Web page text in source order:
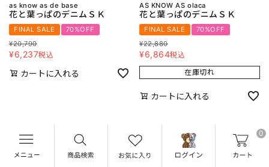
0
as know as de base
花と葉っぱのデニムＳＫ
FINAL SALE
70%OFF
¥20,790
¥6,237税込
カートに入れる
AS KNOW AS olaca
花と葉っぱのデニムＳＫ
FINAL SALE
70%OFF
¥22,880
¥6,864税込
在庫切れ
カートに入れる